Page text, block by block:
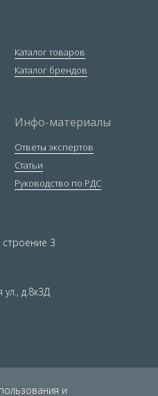
Каталог товаров
Каталог брендов
Инфо-материалы
Ответы экспертов
Статьи
Руководство по РДС
строение 3
д.8к3Д
и